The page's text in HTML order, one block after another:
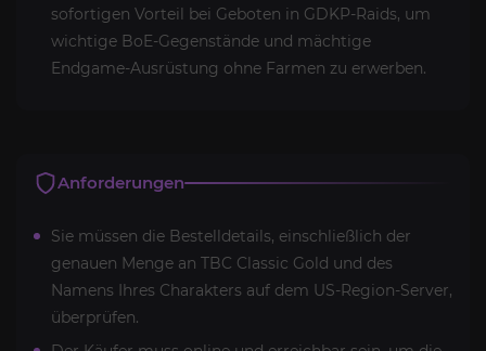
sofortigen Vorteil bei Geboten in GDKP-Raids, um
wichtige BoE-Gegenstände und mächtige
Endgame-Ausrüstung ohne Farmen zu erwerben.
Anforderungen
Sie müssen die Bestelldetails, einschließlich der
genauen Menge an TBC Classic Gold und des
Namens Ihres Charakters auf dem US-Region-Server,
überprüfen.